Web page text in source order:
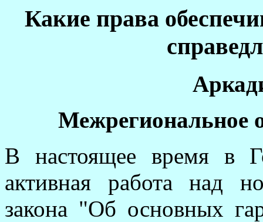
Какие права
Межрегиональное
В настоящее время в
активная работа над
закона "Об основных